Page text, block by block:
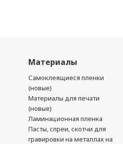
Материалы
Самоклеящиеся пленки
(новые)
Материалы для печати
(новые)
Ламинационная пленка
Пасты, спреи, скотчи для
гравировки на металлах на